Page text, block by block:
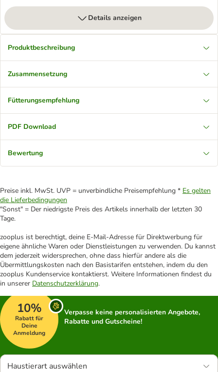
Details anzeigen
Produktbeschreibung
Zusammensetzung
Fütterungsempfehlung
PDF Download
Bewertung
Preise inkl. MwSt. UVP = unverbindliche Preisempfehlung * Es gelten
die Lieferbedingungen
"Sonst" = Der niedrigste Preis des Artikels innerhalb der letzten 30
Tage.
zooplus ist berechtigt, deine E-Mail-Adresse für Direktwerbung für
eigene ähnliche Waren oder Dienstleistungen zu verwenden. Du kannst
dem jederzeit widersprechen, ohne dass hierfür andere als die
Übermittlungskosten nach den Basistarifen entstehen, indem du den
zooplus Kundenservice kontaktierst. Weitere Informationen findest du
in unserer Datenschutzerklärung.
10%
Rabatt für
Deine
Anmeldung
Verpasse keine personalisierten Angebote,
Rabatte und Gutscheine!
Haustierart auswählen